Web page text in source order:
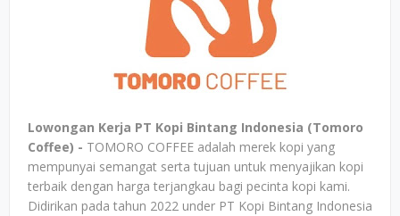
Lowongan Kerja PT Kopi Bintang Indonesia (Tomoro
Coffee) - TOMORO COFFEE adalah merek kopi yang
mempunyai semangat serta tujuan untuk menyajikan kopi
terbaik dengan harga terjangkau bagi pecinta kopi kami.
Didirikan pada tahun 2022 under PT Kopi Bintang Indonesia